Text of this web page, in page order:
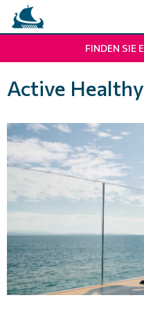
FINDEN SIE
Active